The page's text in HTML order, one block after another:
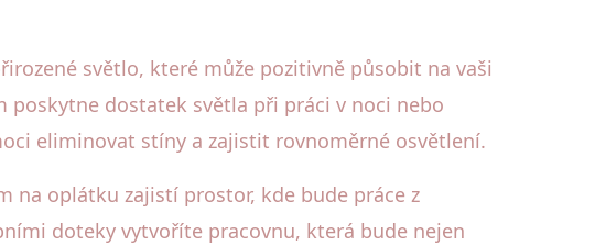
světlo, které může pozitivně působit na vaši
dostatek světla při práci v noci nebo
eliminovat stíny a zajistit rovnoměrné osvětlení.
na oplátku zajistí prostor, kde bude práce z
doteky vytvoříte pracovnu, která bude nejen